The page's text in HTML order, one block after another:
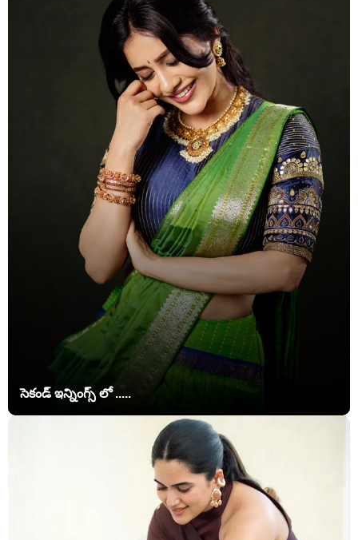
సెకండ్ ఇన్నింగ్స్ లో .....